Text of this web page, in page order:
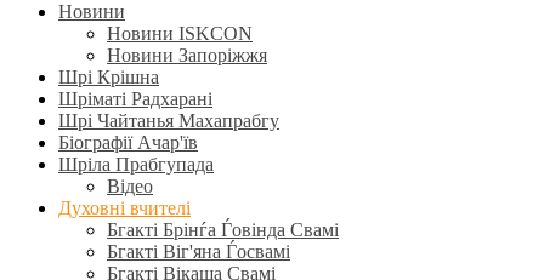
Новини
Новини ISKCON
Новини Запоріжжя
Шрі Крішна
Шріматі Радхарані
Шрі Чайтанья Махапрабгу
Біографії Ачар'їв
Шріла Прабгупада
Відео
Духовні вчителі
Бгакті Брінѓа Ѓовінда Свамі
Бгакті Віг'яна Ѓосвамі
Бгакті Вікаша Свамі